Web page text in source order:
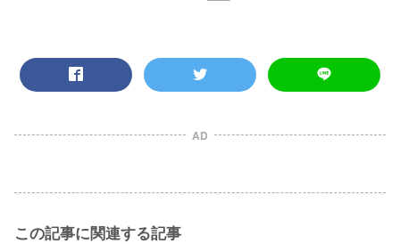
AD
この記事に関連する記事